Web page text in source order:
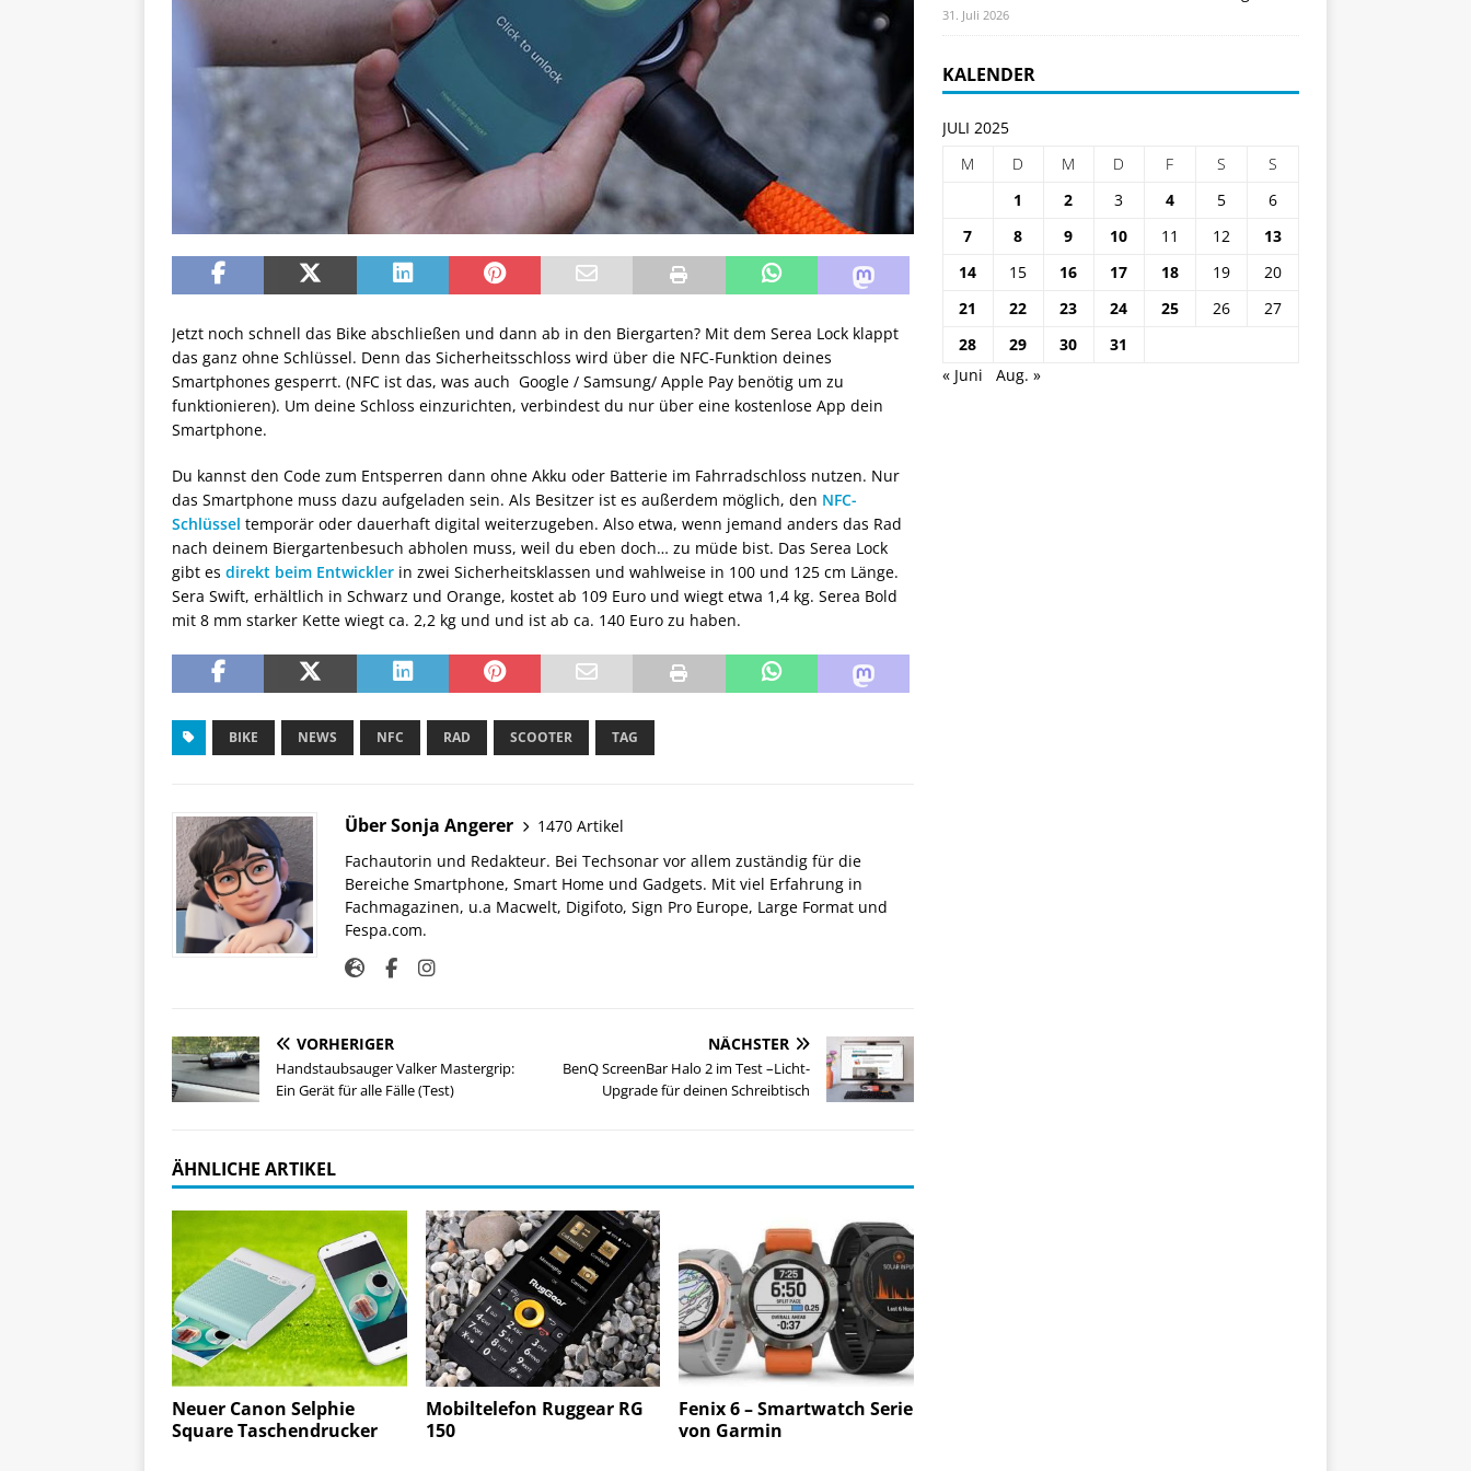
Jetzt noch schnell das Bike abschließen und dann ab in den Biergarten? Mit dem Serea Lock klappt
das ganz ohne Schlüssel. Denn das Sicherheitsschloss wird über die NFC-Funktion deines
Smartphones gesperrt. (NFC ist das, was auch Google / Samsung/ Apple Pay benötig um zu
funktionieren). Um deine Schloss einzurichten, verbindest du nur über eine kostenlose App dein
Smartphone.
Du kannst den Code zum Entsperren dann ohne Akku oder Batterie im Fahrradschloss nutzen. Nur
das Smartphone muss dazu aufgeladen sein. Als Besitzer ist es außerdem möglich, den NFC-
Schlüssel temporär oder dauerhaft digital weiterzugeben. Also etwa, wenn jemand anders das Rad
nach deinem Biergartenbesuch abholen muss, weil du eben doch… zu müde bist. Das Serea Lock
gibt es direkt beim Entwickler in zwei Sicherheitsklassen und wahlweise in 100 und 125 cm Länge.
Sera Swift, erhältlich in Schwarz und Orange, kostet ab 109 Euro und wiegt etwa 1,4 kg. Serea Bold
mit 8 mm starker Kette wiegt ca. 2,2 kg und und ist ab ca. 140 Euro zu haben.
BIKE NEWS NFC RAD SCOOTER TAG
Über Sonja Angerer
1470 Artikel
Fachautorin und Redakteur. Bei Techsonar vor allem zuständig für die
Bereiche Smartphone, Smart Home und Gadgets. Mit viel Erfahrung in
Fachmagazinen, u.a Macwelt, Digifoto, Sign Pro Europe, Large Format und
Fespa.com.
VORHERIGER
Handstaubsauger Valker Mastergrip:
Ein Gerät für alle Fälle (Test)
NÄCHSTER
BenQ ScreenBar Halo 2 im Test –Licht-
Upgrade für deinen Schreibtisch
ÄHNLICHE ARTIKEL
Neuer Canon Selphie
Square Taschendrucker
Mobiltelefon Ruggear RG
150
Fenix 6 – Smartwatch Serie
von Garmin
31. Juli 2026
KALENDER
JULI 2025
M
D M D F S
S
1
2 3 4 5
6
7
8 9 10 11 12
13
14
15 16 17 18 19
20
21
22 23 24 25 26
27
28
29 30
31
« Juni
Aug. »